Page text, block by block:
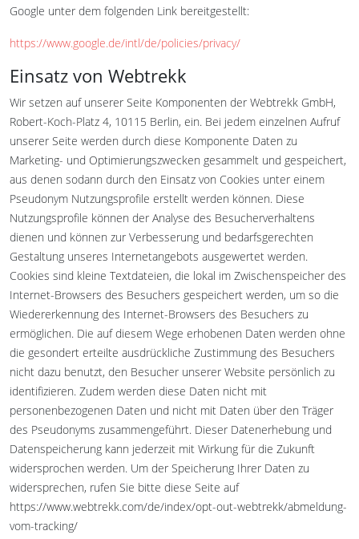
Google unter dem folgenden Link bereitgestellt:
https://www.google.de/intl/de/policies/privacy/
Einsatz von Webtrekk
Wir setzen auf unserer Seite Komponenten der Webtrekk GmbH,
Robert-Koch-Platz 4, 10115 Berlin, ein. Bei jedem einzelnen Aufruf
unserer Seite werden durch diese Komponente Daten zu
Marketing- und Optimierungszwecken gesammelt und gespeichert,
aus denen sodann durch den Einsatz von Cookies unter einem
Pseudonym Nutzungsprofile erstellt werden können. Diese
Nutzungsprofile können der Analyse des Besucherverhaltens
dienen und können zur Verbesserung und bedarfsgerechten
Gestaltung unseres Internetangebots ausgewertet werden.
Cookies sind kleine Textdateien, die lokal im Zwischenspeicher des
Internet-Browsers des Besuchers gespeichert werden, um so die
Wiedererkennung des Internet-Browsers des Besuchers zu
ermöglichen. Die auf diesem Wege erhobenen Daten werden ohne
die gesondert erteilte ausdrückliche Zustimmung des Besuchers
nicht dazu benutzt, den Besucher unserer Website persönlich zu
identifizieren. Zudem werden diese Daten nicht mit
personenbezogenen Daten und nicht mit Daten über den Träger
des Pseudonyms zusammengeführt. Dieser Datenerhebung und
Datenspeicherung kann jederzeit mit Wirkung für die Zukunft
widersprochen werden. Um der Speicherung Ihrer Daten zu
widersprechen, rufen Sie bitte diese Seite auf
https://www.webtrekk.com/de/index/opt-out-webtrekk/abmeldung-
vom-tracking/